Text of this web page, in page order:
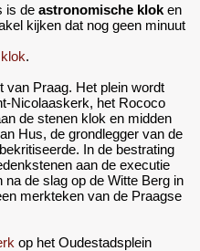
is de astronomische klok en
kijken dat nog geen minuut
.
van Praag. Het plein wordt
Nicolaaskerk, het Rococo
de stenen klok en midden
Hus, de grondlegger van de
In de bestrating
aan de executie
de slag op de Witte Berg in
merkteken van de Praagse
op het Oudestadsplein